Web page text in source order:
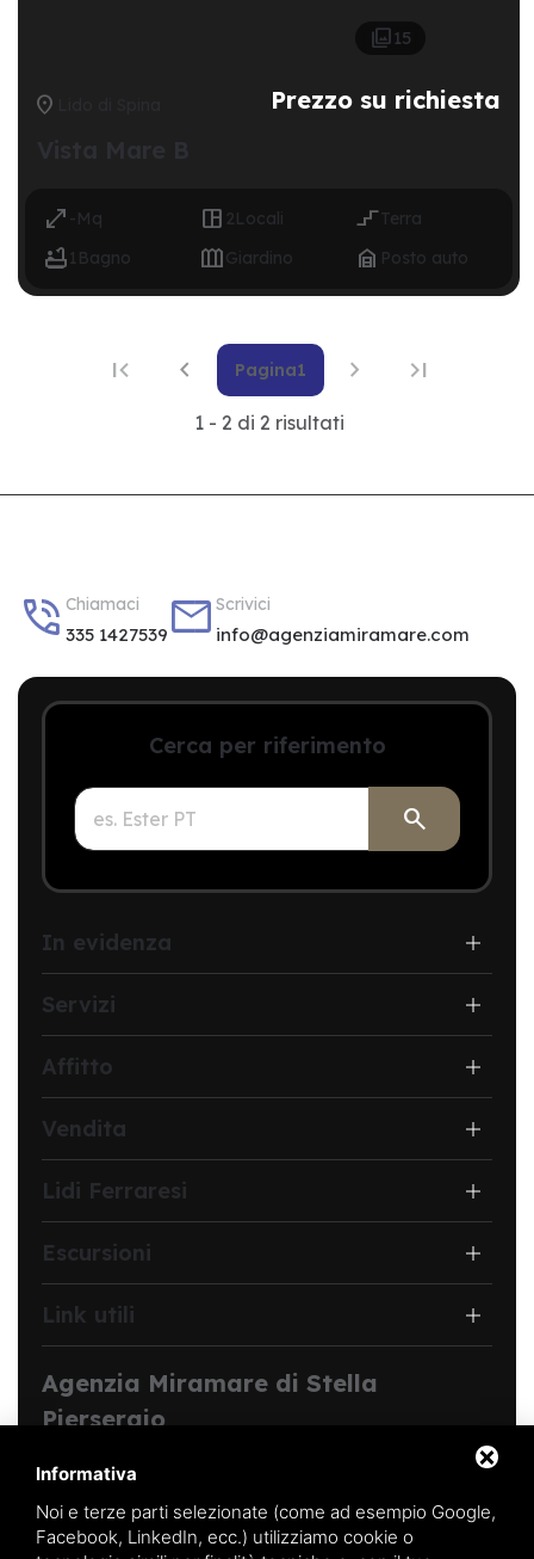
Informativa
Noi e terze parti selezionate (come ad esempio Google,
Facebook, LinkedIn, ecc.) utilizziamo cookie o
 15

Prezzo su richiesta
 -Mq  2Locali Terra
 1 Bagno Giardino  Posto auto
Prima pagina
Pagina precedente
Pagina1 Prossima pagina
 Ultima

1 - 2 di 2 risultati
 Chiamaci
335 1427539  Scrivici
info@agenziamiramare.com
In evidenza
Servizi
Affitto
Vendita
Cerca per riferimento

Agenzia Miramare di Stella
Piersergio
Viale Michelangelo, 127,
Codice struttura:Y00312
CIN:IT038006B4C9C31VKP
Lidi Ferraresi
Escursioni
Link utili